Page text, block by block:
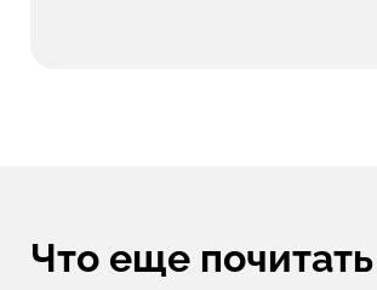
Что еще почитать